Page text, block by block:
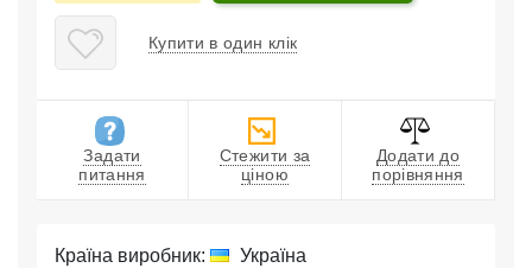
Купити в один клік
Задати
питання
Стежити за
ціною
Додати до
порівняння
Країна виробник:
Україна